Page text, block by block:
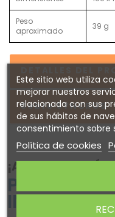
Peso
aproximado
39 g
Sobre SYNCROS
¡ATENTO! AQUÍ
Este sitio web utiliza
mejorar nuestros
relacionada con sus
de sus hábitos de
consentimiento sobre
Política de cookies